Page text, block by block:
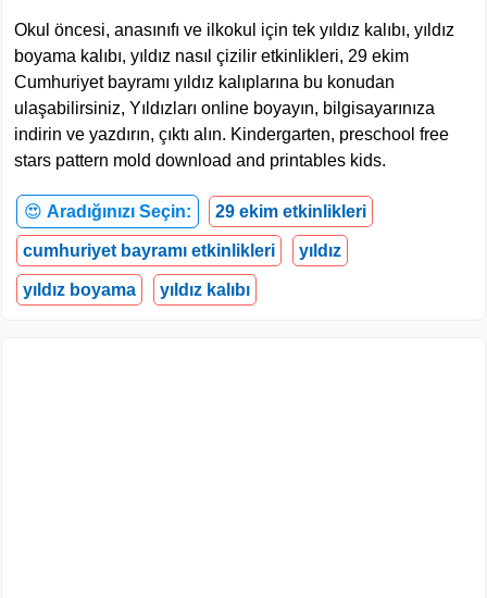
Okul öncesi, anasınıfı ve ilkokul için tek yıldız kalıbı, yıldız
boyama kalıbı, yıldız nasıl çizilir etkinlikleri, 29 ekim
Cumhuriyet bayramı yıldız kalıplarına bu konudan
ulaşabilirsiniz, Yıldızları online boyayın, bilgisayarınıza
indirin ve yazdırın, çıktı alın. Kindergarten, preschool free
stars pattern mold download and printables kids.
😍 Aradığınızı Seçin: 29 ekim etkinlikleri
cumhuriyet bayramı etkinlikleri yıldız
yıldız boyama yıldız kalıbı